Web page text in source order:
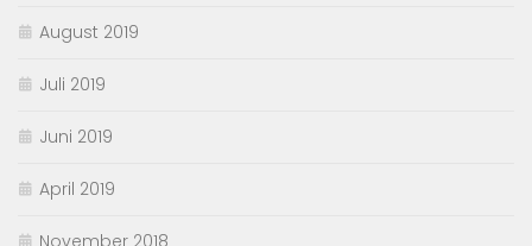
August 2019
Juli 2019
Juni 2019
April 2019
November 2018